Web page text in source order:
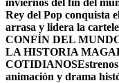
inviernos del fin del
Rey del Pop conquista
arrasa y lidera la
CONFÍN DEL
LA HISTORIA
COTIDIANOS
animación y drama